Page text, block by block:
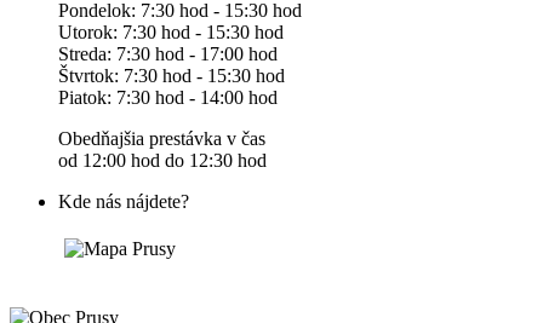
Pondelok: 7:30 hod - 15:30 hod
Utorok: 7:30 hod - 15:30 hod
Streda: 7:30 hod - 17:00 hod
Štvrtok: 7:30 hod - 15:30 hod
Piatok: 7:30 hod - 14:00 hod
Obedňajšia prestávka v čas
od 12:00 hod do 12:30 hod
Kde nás nájdete?